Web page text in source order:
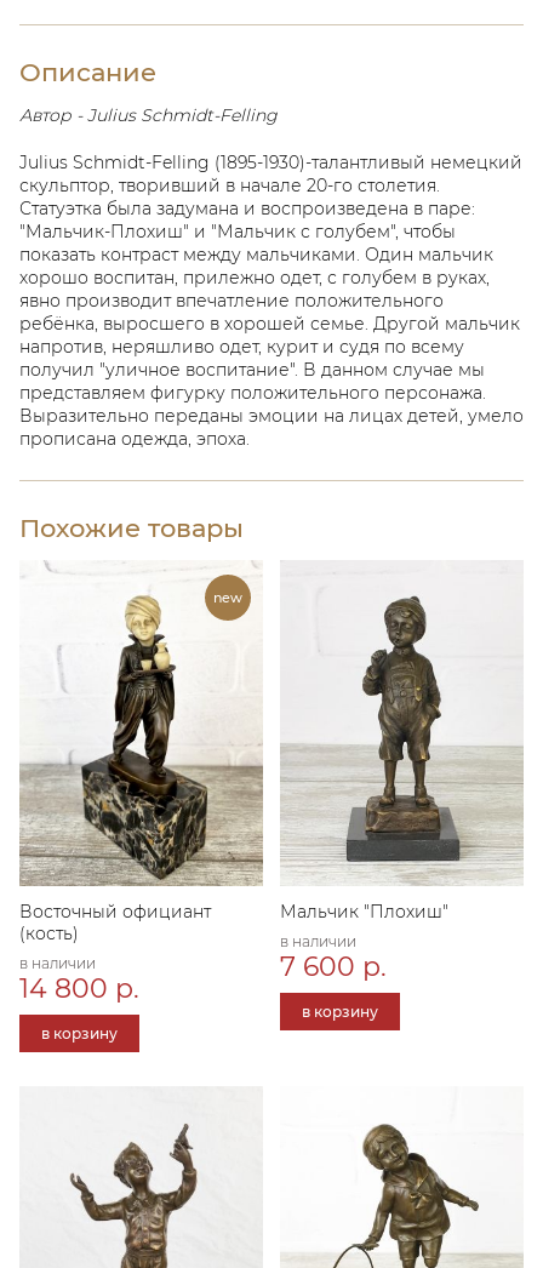
Описание
Автор - Julius Schmidt-Felling
Julius Schmidt-Felling (1895-1930)-талантливый немецкий
скульптор, творивший в начале 20-го столетия.
Статуэтка была задумана и воспроизведена в паре:
"Мальчик-Плохиш" и "Мальчик с голубем", чтобы
показать контраст между мальчиками. Один мальчик
хорошо воспитан, прилежно одет, с голубем в руках,
явно производит впечатление положительного
ребёнка, выросшего в хорошей семье. Другой мальчик
напротив, неряшливо одет, курит и судя по всему
получил "уличное воспитание". В данном случае мы
представляем фигурку положительного персонажа.
Выразительно переданы эмоции на лицах детей, умело
прописана одежда, эпоха.
Похожие товары
Восточный официант
(кость)
в наличии
14 800 р.
в корзину
Мальчик "Плохиш"
в наличии
7 600 р.
в корзину